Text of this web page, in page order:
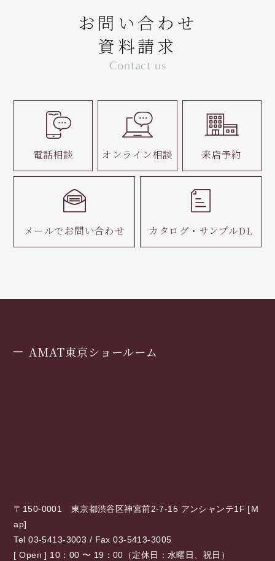
お問い合わせ
資料請求
Contact us
電話相談 オンライン相談 来店予約
メールでお問い合わせ カタログ・ サンプルDL
AMAT東京ショールーム
〒150-0001 東京都渋谷区神宮前2-7-15 アンシャンテ1F [Ｍ
ap]
Tel 03-5413-3003 / Fax 03-5413-3005
[ Open ] 10：00 〜 19：00（定休日：水曜日、祝日）